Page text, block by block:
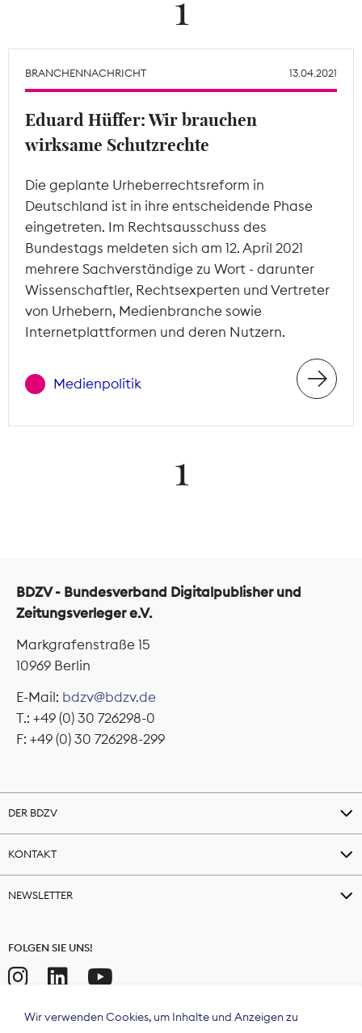
Wächterpreis
Mitgliederbereich
1
BRANCHENNACHRICHT 13.04.2021
Eduard Hüffer: Wir brauchen
wirksame Schutzrechte
Die geplante Urheberrechtsreform in
Deutschland ist in ihre entscheidende Phase
eingetreten. Im Rechtsausschuss des
Bundestags meldeten sich am 12. April 2021
mehrere Sachverständige zu Wort - darunter
Wissenschaftler, Rechtsexperten und Vertreter
von Urhebern, Medienbranche sowie
Internetplattformen und deren Nutzern.
Medienpolitik
1
BDZV - Bundesverband Digitalpublisher und
Zeitungsverleger e.V.
Markgrafenstraße 15
10969 Berlin
E-Mail: bdzv@bdzv.de
T.: +49 (0) 30 726298-0
F: +49 (0) 30 726298-299
DER BDZV
KONTAKT
NEWSLETTER
FOLGEN SIE UNS!
Wir verwenden Cookies, um Inhalte und Anzeigen zu